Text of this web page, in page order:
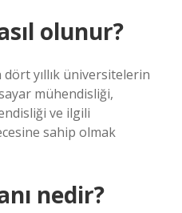
olunur?
dört yıllık üniversitelerin
mühendisliği,
ve ilgili
sahip olmak
nedir?